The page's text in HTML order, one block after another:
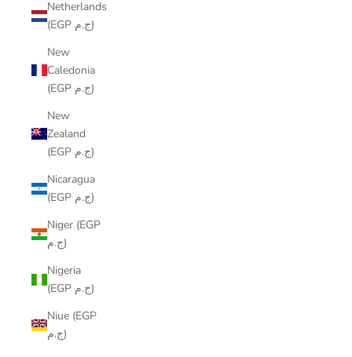
Netherlands
(EGP ج.م)
New
Caledonia
(EGP ج.م)
New
Zealand
(EGP ج.م)
Nicaragua
(EGP ج.م)
Niger (EGP
ج.م)
Nigeria
(EGP ج.م)
Niue (EGP
ج.م)